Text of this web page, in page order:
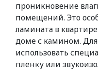
проникновение
помещений. Это
ламината в
доме с камином.
использовать
пленку или